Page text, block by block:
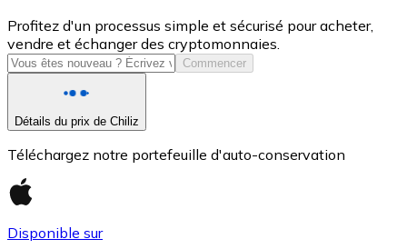
USD Coin
USDC
Profitez d'un processus simple et sécurisé pour acheter,
vendre et échanger des cryptomonnaies.
Commencer
Détails du prix de Chiliz
Téléchargez notre portefeuille d'auto-conservation
Disponible sur